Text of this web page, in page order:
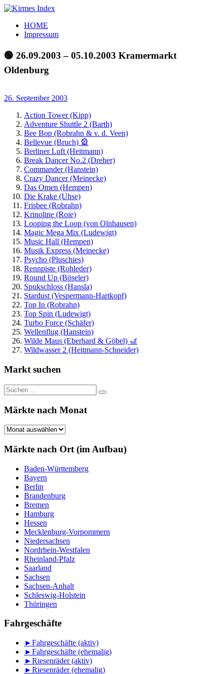
Zum
springen
Kirmes
Index
Tourpläne
der
letzten
Jahre
HOME
Impressum
🟢 26.09.2003 – 05.10.2003 Kramermarkt
Oldenburg
26. September 2003
Action Tower (Kipp)
Adventure Shuttle 2 (Barth)
Bee Bop (Robrahn & v. d. Veen)
Bellevue (Bruch) 🎡
Berliner Luft (Heitmann)
Break Dancer No.2 (Dreher)
Commander (Hanstein)
Crazy Dancer (Meinecke)
Das Omen (Hempen)
Die Krake (Uhse)
Frisbee (Robrahn)
Krinoline (Roie)
Looping the Loop (von Olnhausen)
Magic Mega Mix (Ludewigt)
Music Hall (Hempen)
Musik Express (Meinecke)
Psycho (Pluschies)
Rennpiste (Rohleder)
Round Up (Böseler)
Spukschloss (Hansla)
Stardust (Vespermann-Hartkopf)
Top In (Robrahn)
Top Spin (Ludewigt)
Turbo Force (Schäfer)
Wellenflug (Hanstein)
Wilde Maus (Eberhard & Göbel) 🎢
Wildwasser 2 (Heitmann-Schneider)
Markt suchen
Suchen
nach:
Suchen
Märkte nach Monat
Märkte
Monat
Märkte nach Ort (im Aufbau)
Baden-Württemberg
Bayern
Berlin
Brandenburg
Bremen
Hamburg
Hessen
Mecklenburg-Vorpommern
Niedersachsen
Nordrhein-Westfalen
Rheinland-Pfalz
Saarland
Sachsen
Sachsen-Anhalt
Schleswig-Holstein
Thüringen
Fahrgeschäfte
►Fahrgeschäfte (aktiv)
►Fahrgeschäfte (ehemalig)
►Riesenräder (aktiv)
►Riesenräder (ehemalig)